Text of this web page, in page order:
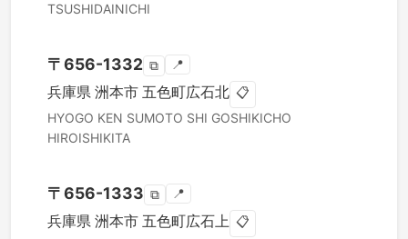
TSUSHIDAINICHI
〒656-1332 ⧉ 📍
兵庫県 洲本市 五色町広石北 📋
HYOGO KEN SUMOTO SHI GOSHIKICHO
HIROISHIKITA
〒656-1333 ⧉ 📍
兵庫県 洲本市 五色町広石上 📋